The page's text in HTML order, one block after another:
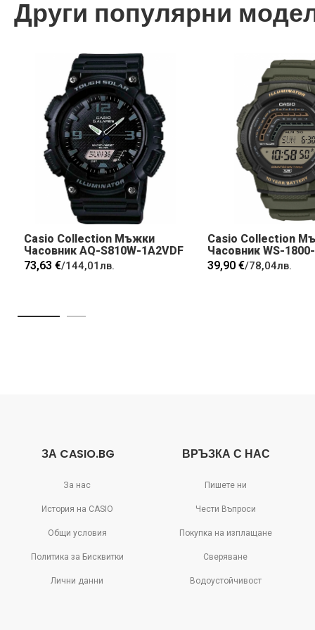
Други популярни
Casio Collection Мъжки
Часовник AQ-S810W-1A2VDF
73,63 €/144,01лв.
Casio Collection
Часовник WS-
39,90 €/78,04лв.
ЗА CASIO.BG
За нас
История на CASIO
Общи условия
Политика за Бисквитки
Лични данни
ВРЪЗКА С НАС
Пишете ни
Чести Въпроси
Покупка на изплащане
Сверяване
Водоустойчивост